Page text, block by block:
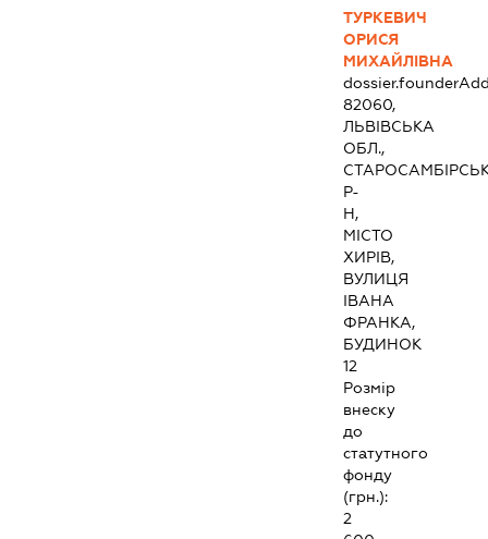
ТУРКЕВИЧ
ОРИСЯ
МИХАЙЛІВНА
82060,
ЛЬВІВСЬКА
ОБЛ.,
Р-
Н,
МІСТО
ХИРІВ,
ВУЛИЦЯ
ІВАНА
ФРАНКА,
БУДИНОК
12
Розмір
внеску
до
статутного
фонду
(грн.):
2